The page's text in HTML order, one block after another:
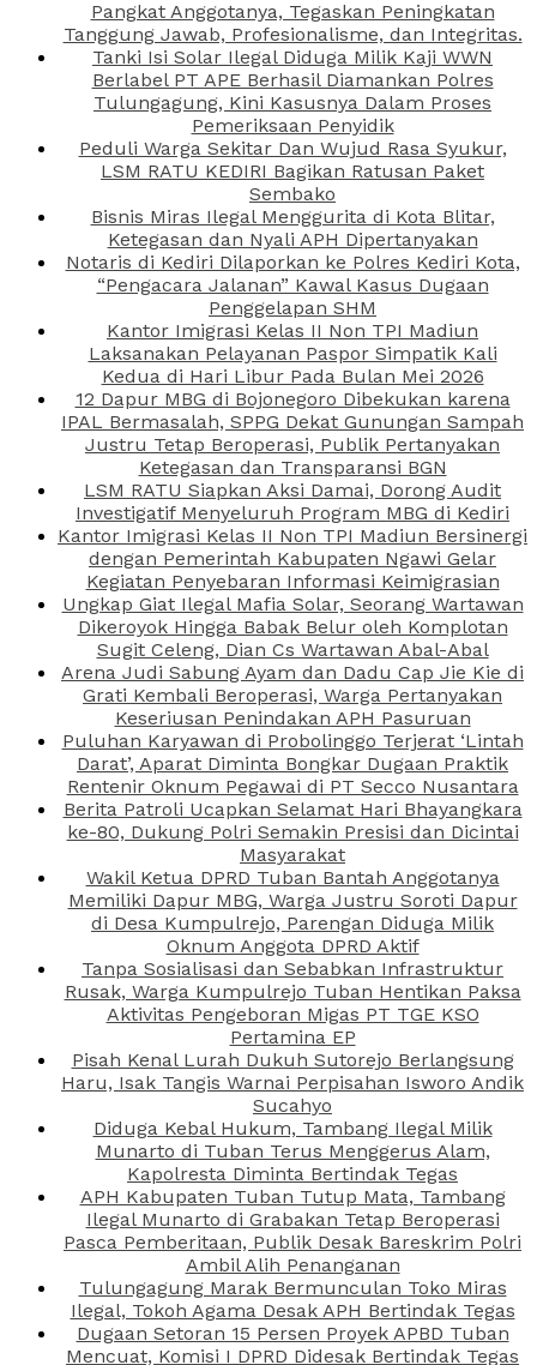
Pangkat Anggotanya, Tegaskan Peningkatan
Tanggung Jawab, Profesionalisme, dan Integritas.
Tanki Isi Solar Ilegal Diduga Milik Kaji WWN
Berlabel PT APE Berhasil Diamankan Polres
Tulungagung, Kini Kasusnya Dalam Proses
Pemeriksaan Penyidik
Peduli Warga Sekitar Dan Wujud Rasa Syukur,
LSM RATU KEDIRI Bagikan Ratusan Paket
Sembako
Bisnis Miras Ilegal Menggurita di Kota Blitar,
Ketegasan dan Nyali APH Dipertanyakan
Notaris di Kediri Dilaporkan ke Polres Kediri Kota,
“Pengacara Jalanan” Kawal Kasus Dugaan
Penggelapan SHM
Kantor Imigrasi Kelas II Non TPI Madiun
Laksanakan Pelayanan Paspor Simpatik Kali
Kedua di Hari Libur Pada Bulan Mei 2026
12 Dapur MBG di Bojonegoro Dibekukan karena
IPAL Bermasalah, SPPG Dekat Gunungan Sampah
Justru Tetap Beroperasi, Publik Pertanyakan
Ketegasan dan Transparansi BGN
LSM RATU Siapkan Aksi Damai, Dorong Audit
Investigatif Menyeluruh Program MBG di Kediri
Kantor Imigrasi Kelas II Non TPI Madiun Bersinergi
dengan Pemerintah Kabupaten Ngawi Gelar
Kegiatan Penyebaran Informasi Keimigrasian
Ungkap Giat Ilegal Mafia Solar, Seorang Wartawan
Dikeroyok Hingga Babak Belur oleh Komplotan
Sugit Celeng, Dian Cs Wartawan Abal-Abal
Arena Judi Sabung Ayam dan Dadu Cap Jie Kie di
Grati Kembali Beroperasi, Warga Pertanyakan
Keseriusan Penindakan APH Pasuruan
Puluhan Karyawan di Probolinggo Terjerat ‘Lintah
Darat’, Aparat Diminta Bongkar Dugaan Praktik
Rentenir Oknum Pegawai di PT Secco Nusantara
Berita Patroli Ucapkan Selamat Hari Bhayangkara
ke-80, Dukung Polri Semakin Presisi dan Dicintai
Masyarakat
Wakil Ketua DPRD Tuban Bantah Anggotanya
Memiliki Dapur MBG, Warga Justru Soroti Dapur
di Desa Kumpulrejo, Parengan Diduga Milik
Oknum Anggota DPRD Aktif
Tanpa Sosialisasi dan Sebabkan Infrastruktur
Rusak, Warga Kumpulrejo Tuban Hentikan Paksa
Aktivitas Pengeboran Migas PT TGE KSO
Pertamina EP
Pisah Kenal Lurah Dukuh Sutorejo Berlangsung
Haru, Isak Tangis Warnai Perpisahan Isworo Andik
Sucahyo
Diduga Kebal Hukum, Tambang Ilegal Milik
Munarto di Tuban Terus Menggerus Alam,
Kapolresta Diminta Bertindak Tegas
APH Kabupaten Tuban Tutup Mata, Tambang
Ilegal Munarto di Grabakan Tetap Beroperasi
Pasca Pemberitaan, Publik Desak Bareskrim Polri
Ambil Alih Penanganan
Tulungagung Marak Bermunculan Toko Miras
Ilegal, Tokoh Agama Desak APH Bertindak Tegas
Dugaan Setoran 15 Persen Proyek APBD Tuban
Mencuat, Komisi I DPRD Didesak Bertindak Tegas